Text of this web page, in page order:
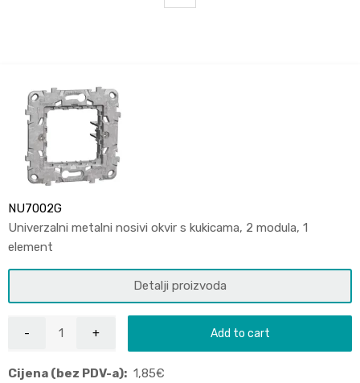
NU7002G
Univerzalni metalni nosivi okvir s kukicama, 2 modula, 1
element
Detalji proizvoda
Add to cart
Cijena (bez PDV-a): 1,85€